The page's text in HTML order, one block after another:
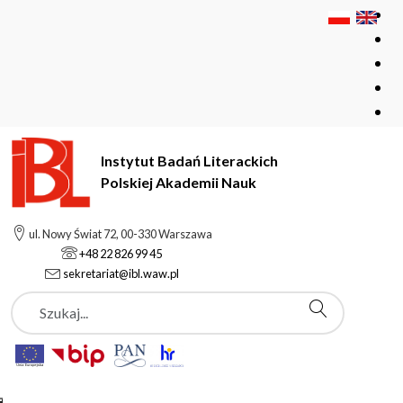
Instytut Badań Literackich
Polskiej Akademii Nauk
ul. Nowy Świat 72, 00-330 Warszawa
+48 22 826 99 45
sekretariat@ibl.waw.pl
Szukaj
Instytut Badań Literackich Polskiej Akademii Nauk
Pracownicy
Żaneta Kucharska
Żaneta Kucharska